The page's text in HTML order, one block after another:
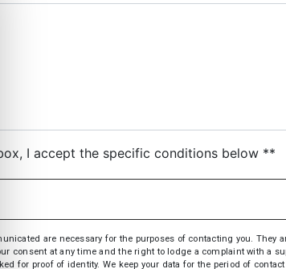
I accept the specific conditions below **
are necessary for the purposes of contacting you.
consent at any time and the right to lodge a complaint with a
for proof of identity. We keep your data for the period of